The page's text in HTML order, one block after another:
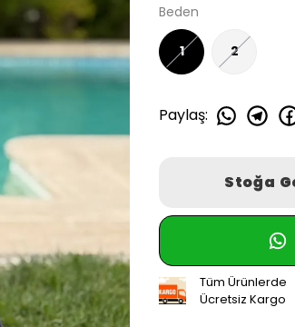
Beden
1 2
Paylaş:
Stoğa
Tüm Ürünlerde
Ücretsiz Kargo